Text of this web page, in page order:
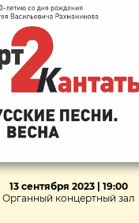
13 сентября 2023 | 19:00
Органный концертный зал